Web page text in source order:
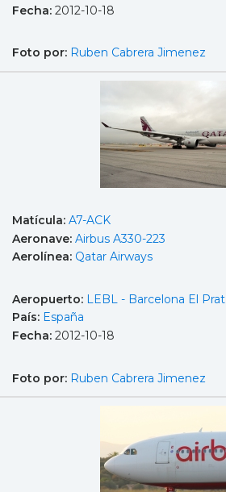
Fecha: 2012-10-18
Foto por: Ruben Cabrera Jimenez
Matícula: A7-ACK
Aeronave: Airbus A330-223
Aerolínea: Qatar Airways
Aeropuerto: LEBL - Barcelona El Prat
País: España
Fecha: 2012-10-18
Foto por: Ruben Cabrera Jimenez